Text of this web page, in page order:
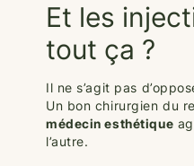
Et les
tout ça ?
Il ne s’agit pas
Un bon chirurgien du
médecin esthétique
l’autre.